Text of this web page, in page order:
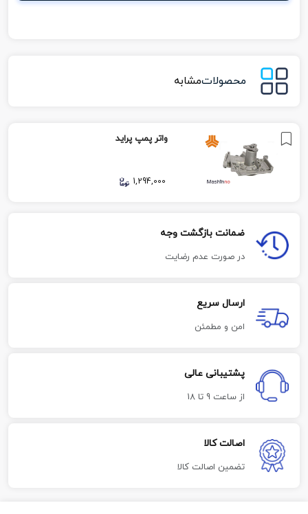
محصولاتمشابه
واتر پمپ پراید
1,294,000
ضمانت بازگشت وجه
در صورت عدم رضایت
ارسال سریع
امن و مطمئن
پشتیبانی عالی
از ساعت 9 تا 18
اصالت کالا
تضمین اصالت کالا